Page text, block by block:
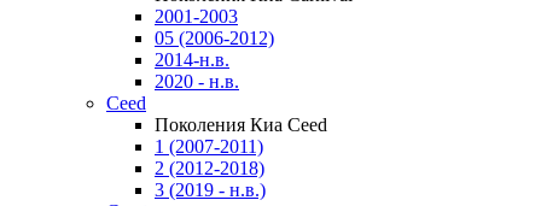
2001-2003
05 (2006-2012)
2014-н.в.
2020 - н.в.
Ceed
Поколения Киа Ceed
1 (2007-2011)
2 (2012-2018)
3 (2019 - н.в.)